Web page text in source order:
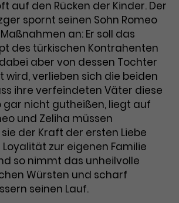
Besuche, die Quelle, aus der sie
und die besuchten
Seiten.
63561367-1
Analytics
Minute
ist ein von Google Analytics
gesetztes Cookie. Bestimmte
_gcl_dc
/ DoubleClick
Monate
Cookie wird verwendet, um
mit
Werbeanzeigen zu messen und
Remarketing-Funktionen
auf den Rücken der Kinder. Der
spornt seinen Sohn Romeo
an: Er soll das
des türkischen Kontrahenten
aber von dessen Tochter
wird, verlieben sich die beiden
ihre verfeindeten Väter diese
gar nicht gutheißen, liegt auf
und Zeliha müssen
der Kraft der ersten Liebe
zur eigenen Familie
so nimmt das unheilvolle
Würsten und scharf
seinen Lauf.